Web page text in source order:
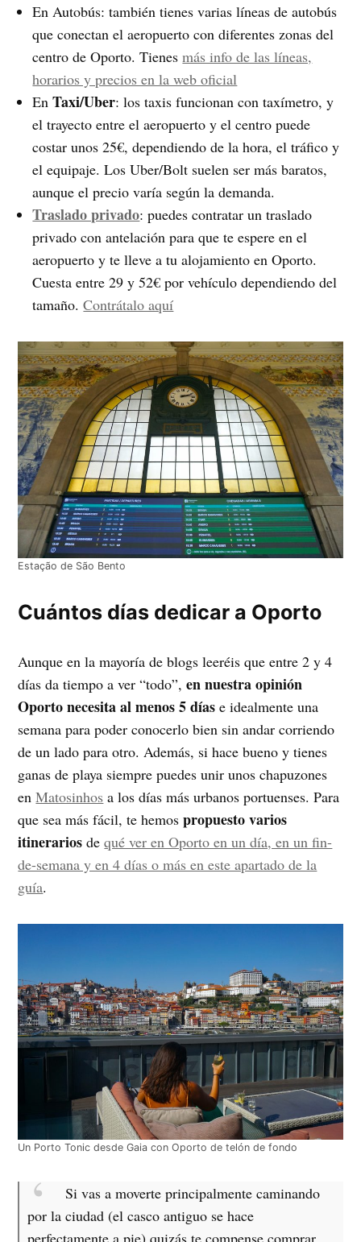
En Autobús: también tienes varias líneas de autobús
que conectan el aeropuerto con diferentes zonas del
centro de Oporto. Tienesmás info de las líneas,
horarios y precios en la web oficial
EnTaxi/Uber: los taxis funcionan con taxímetro, y
el trayecto entre el aeropuerto y el centro puede
costar unos 25€, dependiendo de la hora, el tráfico y
el equipaje. Los Uber/Bolt suelen ser más baratos,
aunque el precio varía según la demanda.
Traslado privado: puedes contratar un traslado
privado con antelación para que te espere en el
aeropuerto y te lleve a tu alojamiento en Oporto.
Cuesta entre 29 y 52€ por vehículo dependiendo del
tamaño.Contrátalo aquí
Estação de São Bento
Cuántos días dedicar a Oporto
Aunque en la mayoría de blogs leeréis que entre 2 y 4
días da tiempo a ver “todo”,en nuestra opinión
Oporto necesita al menos 5 díase idealmente una
semana para poder conocerlo bien sin andar corriendo
de un lado para otro. Además, si hace bueno y tienes
ganas de playa siempre puedes unir unos chapuzones
enMatosinhos a los días más urbanos portuenses. Para
que sea más fácil, te hemos propuesto varios
itinerarios dequé ver en Oporto en un día, en un fin-
de-semana y en 4 días o más en este apartado de la
guía.
Un Porto Tonic desde Gaia con Oporto de telón de fondo
Si vas a moverte principalmente caminando
por la ciudad (el casco antiguo se hace